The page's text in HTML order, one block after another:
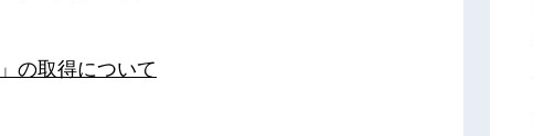
の取得について